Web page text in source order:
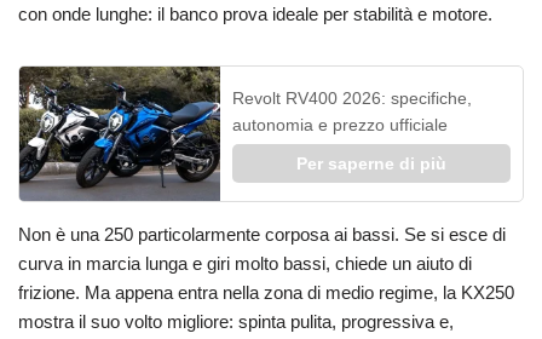
con onde lunghe: il banco prova ideale per stabilità e motore.
Revolt RV400 2026: specifiche,
autonomia e prezzo ufficiale
Per saperne di più
Non è una 250 particolarmente corposa ai bassi. Se si esce di
curva in marcia lunga e giri molto bassi, chiede un aiuto di
frizione. Ma appena entra nella zona di medio regime, la KX250
mostra il suo volto migliore: spinta pulita, progressiva e,